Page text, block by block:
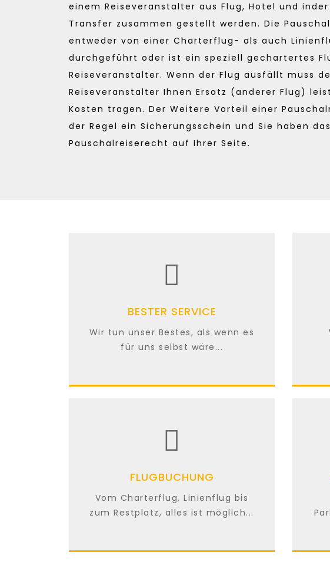
einem Reiseveranstalter aus Flug, Hotel und
Transfer zusammen gestellt werden. Die
entweder von einer Charterflug- als auch
durchgeführt oder ist ein speziell gechartertes
Reiseveranstalter. Wenn der Flug ausfällt muss
Reiseveranstalter Ihnen Ersatz (anderer Flug)
Kosten tragen. Der Weitere Vorteil einer
der Regel ein Sicherungsschein und Sie haben das
Pauschalreiserecht auf Ihrer Seite.
BESTER SERVICE
Wir tun unser Bestes, als wenn es
für uns selbst wäre...
FLUGBUCHUNG
Vom Charterflug, Linienflug bis
zum Restplatz, alles ist möglich...